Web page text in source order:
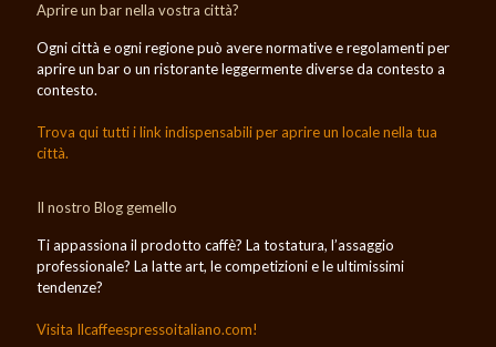
Aprire un bar nella vostra città?
Ogni città e ogni regione può avere normative e regolamenti per
aprire un bar o un ristorante leggermente diverse da contesto a
contesto.
Trova qui tutti i link indispensabili per aprire un locale nella tua
città.
Il nostro Blog gemello
Ti appassiona il prodotto caffè? La tostatura, l’assaggio
professionale? La latte art, le competizioni e le ultimissimi
tendenze?
Visita Ilcaffeespressoitaliano.com!